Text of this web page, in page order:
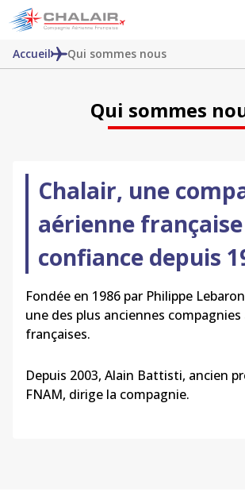
Accueil Qui sommes nous
Qui sommes
Chalair, une
aérienne
confiance depuis
Fondée en 1986 par Philippe Lebaron
une des plus anciennes compagnies
françaises.
Depuis 2003, Alain Battisti, ancien
FNAM, dirige la compagnie.